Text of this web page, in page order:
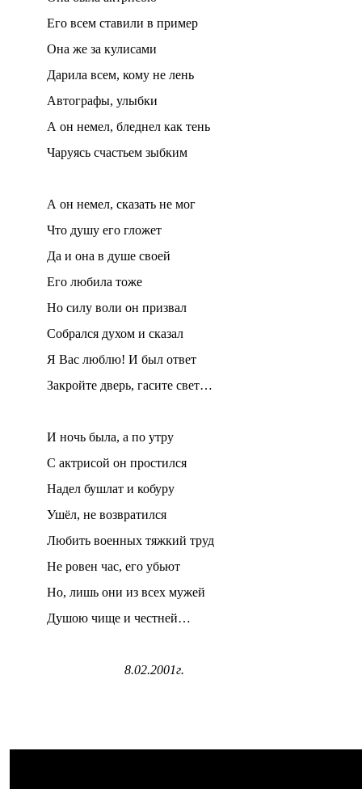
Его всем ставили в пример
Она же за кулисами
Дарила всем, кому не лень
Автографы, улыбки
А он немел, бледнел как тень
Чаруясь счастьем зыбким
А он немел, сказать не мог
Что душу его гложет
Да и она в душе своей
Его любила тоже
Но силу воли он призвал
Собрался духом и сказал
Я Вас люблю! И был ответ
Закройте дверь, гасите свет…
И ночь была, а по утру
С актрисой он простился
Надел бушлат и кобуру
Ушёл, не возвратился
Любить военных тяжкий труд
Не ровен час, его убьют
Но, лишь они из всех мужей
Душою чище и честней…
8.02.2001г.